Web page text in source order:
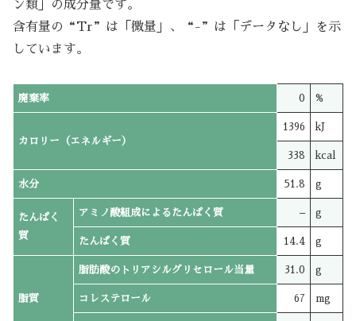
ン類」の成分量です。
含有量の“Tr”は「微量」、“-”は「データなし」を示
しています。
廃棄率 0 %
カロリー（エネルギー）
1396 kJ
338 kcal
水分 51.8 g
たんぱく
質
アミノ酸組成によるたんぱく質 – g
たんぱく質 14.4 g
脂質
脂肪酸のトリアシルグリセロール当量 31.0 g
コレステロール 67 mg